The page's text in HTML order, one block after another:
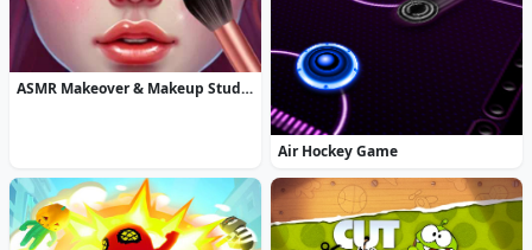
ASMR Makeover & Makeup Studio
Air Hockey Game